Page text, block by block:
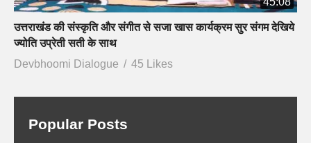
उत्तराखंड की संस्कृति और संगीत से सजा खास कार्यक्रम सुर संगम देखिये
ज्योति उप्रेती सती के साथ
Devbhoomi Dialogue
45 Likes
Popular Posts